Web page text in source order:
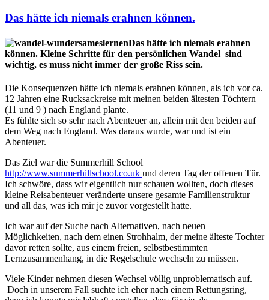
Das hätte ich niemals erahnen können.
Das hätte ich niemals erahnen
können. Kleine Schritte für den persönlichen Wandel sind
wichtig, es muss nicht immer der große Riss sein.
Die Konsequenzen hätte ich niemals erahnen können, als ich vor ca.
12 Jahren eine Rucksackreise mit meinen beiden ältesten Töchtern
(11 und 9 ) nach England plante.
Es fühlte sich so sehr nach Abenteuer an, allein mit den beiden auf
dem Weg nach England. Was daraus wurde, war und ist ein
Abenteuer.
Das Ziel war die Summerhill School
http://www.summerhillschool.co.uk und deren Tag der offenen Tür.
Ich schwöre, dass wir eigentlich nur schauen wollten, doch dieses
kleine Reisabenteuer veränderte unsere gesamte Familienstruktur
und all das, was ich mir je zuvor vorgestellt hatte.
Ich war auf der Suche nach Alternativen, nach neuen
Möglichkeiten, nach dem einen Strohhalm, der meine älteste Tochter
davor retten sollte, aus einem freien, selbstbestimmten
Lernzusammenhang, in die Regelschule wechseln zu müssen.
Viele Kinder nehmen diesen Wechsel völlig unproblematisch auf.
Doch in unserem Fall suchte ich eher nach einem Rettungsring,